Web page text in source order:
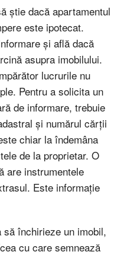
știe dacă apartamentul
este ipotecat.
și află dacă
asupra imobilului.
lucrurile nu
Pentru a solicita un
de informare, trebuie
și numărul cărții
chiar la îndemâna
de la proprietar. O
are instrumentele
Este informație
închirieze un imobil,
cu care semnează